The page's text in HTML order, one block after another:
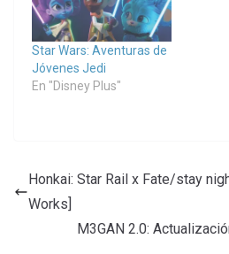
Star Wars: Aventuras de
Jóvenes Jedi
En "Disney Plus"
Honkai: Star Rail x Fate/stay
Works]
M3GAN 2.0: